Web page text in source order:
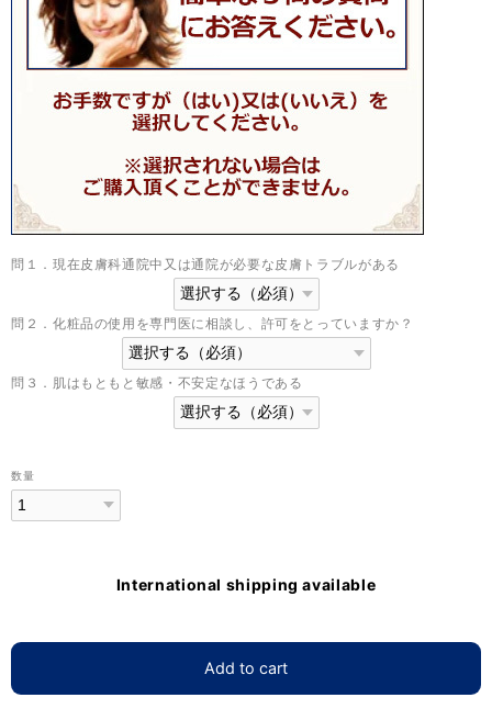
問１．現在皮膚科通院中又は通院が必要な皮膚トラブルがある
問２．化粧品の使用を専門医に相談し、許可をとっていますか？
問３．肌はもともと敏感・不安定なほうである
数量
International shipping available
Add to cart